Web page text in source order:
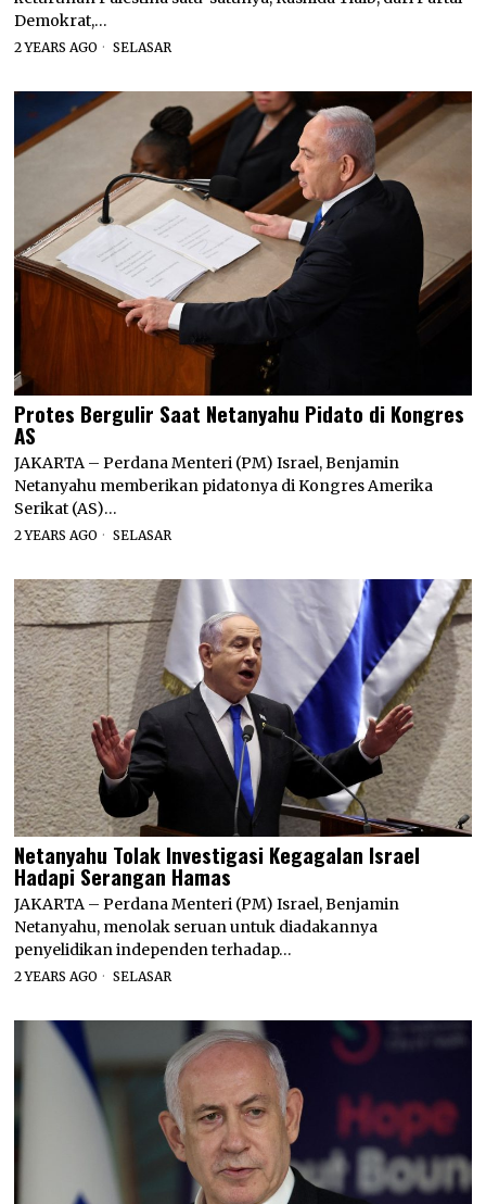
Demokrat,…
2 YEARS AGO SELASAR
Protes Bergulir Saat Netanyahu Pidato di Kongres
AS
JAKARTA – Perdana Menteri (PM) Israel, Benjamin
Netanyahu memberikan pidatonya di Kongres Amerika
Serikat (AS)…
2 YEARS AGO SELASAR
Netanyahu Tolak Investigasi Kegagalan Israel
Hadapi Serangan Hamas
JAKARTA – Perdana Menteri (PM) Israel, Benjamin
Netanyahu, menolak seruan untuk diadakannya
penyelidikan independen terhadap…
2 YEARS AGO SELASAR